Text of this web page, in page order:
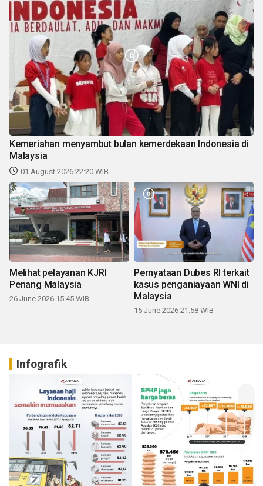
Kemeriahan menyambut bulan kemerdekaan Indonesia di
Malaysia
01 August 2026 22:20 WIB
Melihat pelayanan KJRI
Penang Malaysia
26 June 2026 15:45 WIB
Pernyataan Dubes RI terkait
kasus penganiayaan WNI di
Malaysia
15 June 2026 21:58 WIB
Infografik